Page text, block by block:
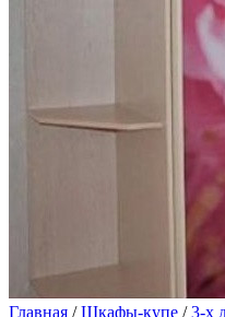
Главная /Шкафы-купе /3-х